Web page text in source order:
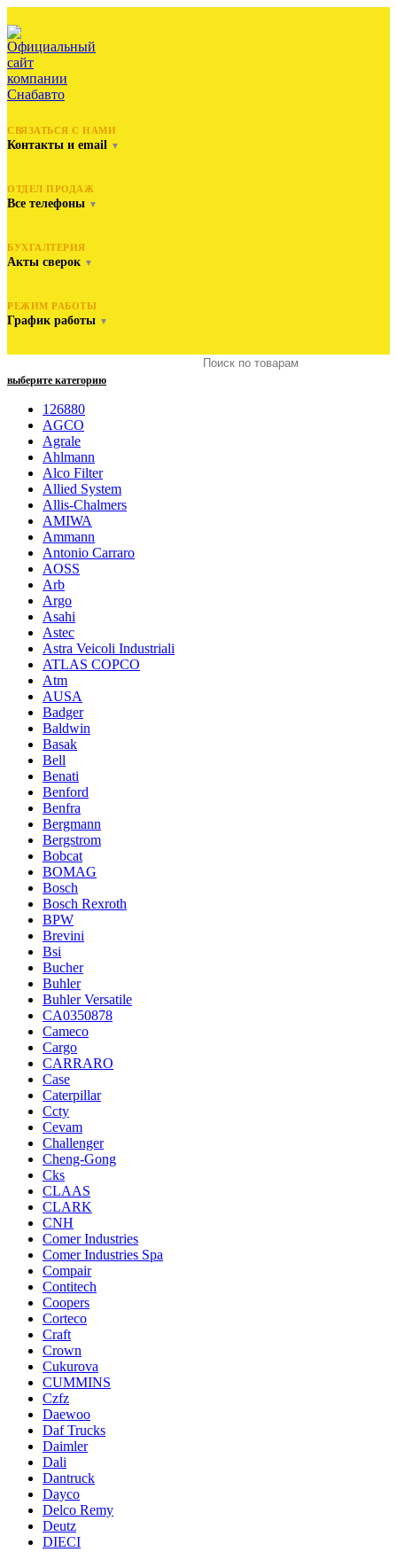
СВЯЗАТЬСЯ С НАМИ
Контакты и email ▼
ОТДЕЛ ПРОДАЖ
Все телефоны ▼
БУХГАЛТЕРИЯ
Акты сверок ▼
РЕЖИМ РАБОТЫ
График работы ▼
выберите категорию
126880
AGCO
Agrale
Ahlmann
Alco Filter
Allied System
Allis-Chalmers
AMIWA
Ammann
Antonio Carraro
AOSS
Arb
Argo
Asahi
Astec
Astra Veicoli Industriali
ATLAS COPCO
Atm
AUSA
Badger
Baldwin
Basak
Bell
Benati
Benford
Benfra
Bergmann
Bergstrom
Bobcat
BOMAG
Bosch
Bosch Rexroth
BPW
Brevini
Bsi
Bucher
Buhler
Buhler Versatile
CA0350878
Cameco
Cargo
CARRARO
Case
Caterpillar
Ccty
Cevam
Challenger
Cheng-Gong
Cks
CLAAS
CLARK
CNH
Comer Industries
Comer Industries Spa
Compair
Contitech
Coopers
Corteco
Craft
Crown
Cukurova
CUMMINS
Czfz
Daewoo
Daf Trucks
Daimler
Dali
Dantruck
Dayco
Delco Remy
Deutz
DIECI